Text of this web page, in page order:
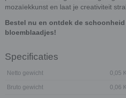
mozaïekkunst en laat je creativiteit
Bestel nu en ontdek de
bloemblaadjes!
Specificaties
Netto gewicht 0,05
Bruto gewicht 0,06